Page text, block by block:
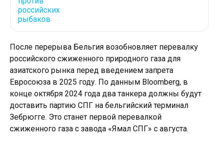
После перерыва Бельгия возобновляет перевалку
российского сжиженного природного газа для
азиатского рынка перед введением запрета
Евросоюза в 2025 году. По данным Bloomberg, в
конце октября 2024 года два танкера должны будут
доставить партию СПГ на бельгийский терминал
Зебрюгге. Это станет первой перевалкой
сжиженного газа с завода «Ямал СПГ» с августа.